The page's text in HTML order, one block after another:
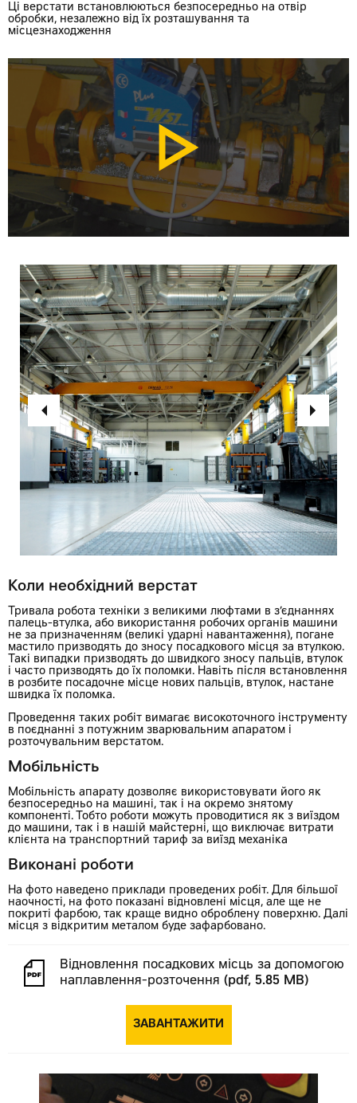
Ці верстати встановлюються безпосередньо на отвір
обробки, незалежно від їх розташування та
місцезнаходження
Коли необхідний верстат
Тривала робота техніки з великими люфтами в з’єднаннях
палець-втулка, або використання робочих органів машини
не за призначенням (великі ударні навантаження), погане
мастило призводять до зносу посадкового місця за втулкою.
Такі випадки призводять до швидкого зносу пальців, втулок
і часто призводять до їх поломки. Навіть після встановлення
в розбите посадочне місце нових пальців, втулок, настане
швидка їх поломка.
Проведення таких робіт вимагає високоточного інструменту
в поєднанні з потужним зварювальним апаратом і
розточувальним верстатом.
Мобільність
Мобільність апарату дозволяє використовувати його як
безпосередньо на машині, так і на окремо знятому
компоненті. Тобто роботи можуть проводитися як з виїздом
до машини, так і в нашій майстерні, що виключає витрати
клієнта на транспортний тариф за виїзд механіка
Виконані роботи
На фото наведено приклади проведених робіт. Для більшої
наочності, на фото показані відновлені місця, але ще не
покриті фарбою, так краще видно оброблену поверхню. Далі
місця з відкритим металом буде зафарбовано.
Відновлення посадкових місць за допомогою
наплавлення-розточення (pdf, 5.85 MB)
ЗАВАНТАЖИТИ